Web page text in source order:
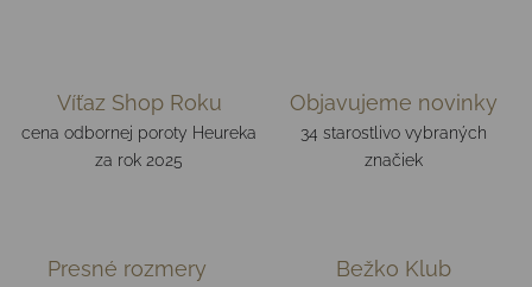
Víťaz Shop Roku
cena odbornej poroty Heureka
za rok 2025
Objavujeme novinky
34 starostlivo vybraných
značiek
Presné rozmery Bežko Klub